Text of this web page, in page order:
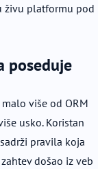
živu platformu pod
poseduje
više od ORM
usko. Koristan
pravila koja
došao iz veb